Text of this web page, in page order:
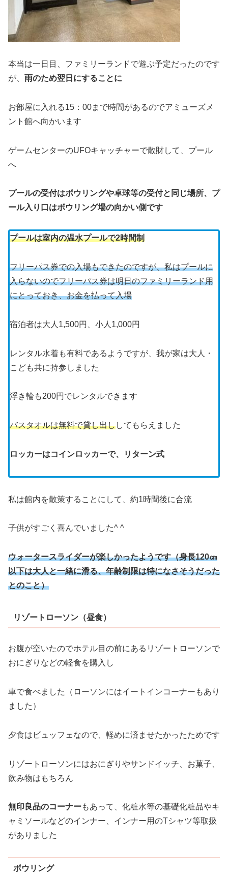
本当は一日目、ファミリーランドで遊ぶ予定だったのです
が、 雨のため翌日にすることに
お部屋に入れる15：00まで時間があるのでアミューズメ
ント館へ向かいます
ゲームセンターのUFOキャッチャーで散財して、プール
へ
プールの受付はボウリングや卓球等の受付と同じ場所、プ
ール入り口はボウリング場の向かい側です
プールは室内の温水プールで2時間制
フリーパス券での入場もできたのですが、私はプールに
入らないのでフリーパス券は明日のファミリーランド用
にとっておき、お金を払って入場
宿泊者は大人1,500円、小人1,000円
レンタル水着も有料であるようですが、我が家は大人・
こども共に持参しました
浮き輪も200円でレンタルできます
バスタオルは無料で貸し出ししてもらえました
ロッカーはコインロッカーで、リターン式
私は館内を散策することにして、約1時間後に合流
子供がすごく喜んでいました^ ^
ウォータースライダーが楽しかったようです（身長120㎝
以下は大人と一緒に滑る、年齢制限は特になさそうだった
とのこと）
リゾートローソン（昼食）
お腹が空いたのでホテル目の前にあるリゾートローソンで
おにぎりなどの軽食を購入し
車で食べました（ローソンにはイートインコーナーもあり
ました）
夕食はビュッフェなので、軽めに済ませたかったためです
リゾートローソンにはおにぎりやサンドイッチ、お菓子、
飲み物はもちろん
無印良品のコーナーもあって、化粧水等の基礎化粧品やキ
ャミソールなどのインナー、インナー用のTシャツ等取扱
がありました
ボウリング